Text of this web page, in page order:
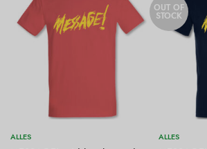
ALLES
OUT OF
STOCK
ALLES